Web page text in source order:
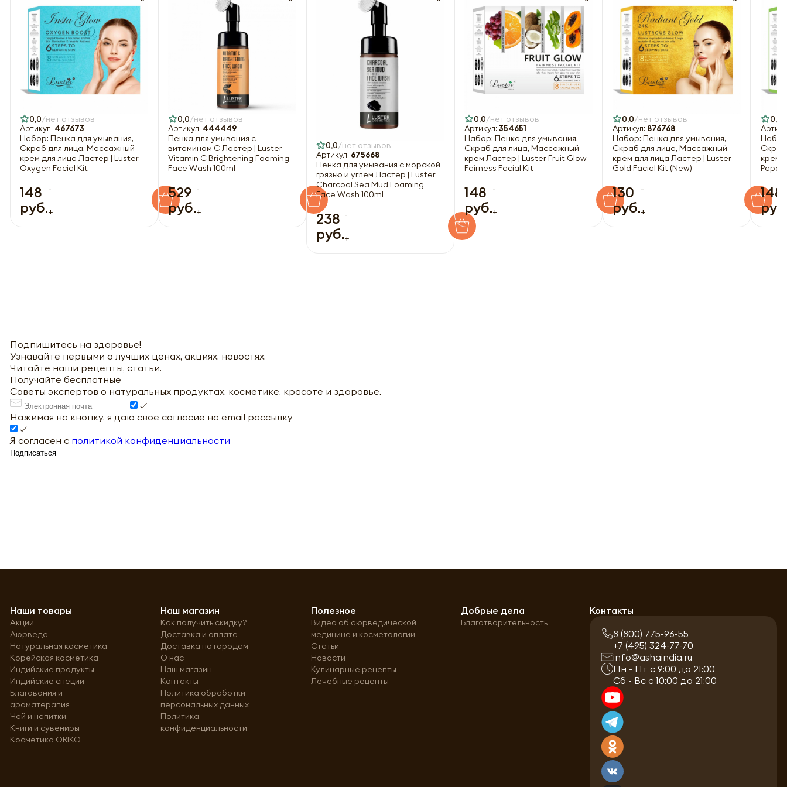
0,0 нет отзывов
Артикул: 467673
Набор: Пенка для умывания,
Скраб для лица, Массажный
крем для лица Ластер | Luster
Oxygen Facial Kit
148
руб.
-
+
0,0 нет отзывов
Артикул: 444449
Пенка для умывания с
витамином С Ластер | Luster
Vitamin C Brightening Foaming
Face Wash 100ml
529
руб.
-
+
0,0 нет отзывов
Артикул: 675668
Пенка для умывания с морской
грязью и углём Ластер | Luster
Charcoal Sea Mud Foaming
Face Wash 100ml
238
руб.
-
+
0,0 нет отзывов
Артикул: 354651
Набор: Пенка для умывания,
Скраб для лица, Массажный
крем Ластер | Luster Fruit Glow
Fairness Facial Kit
148
руб.
-
+
0,0 нет отзывов
Артикул: 876768
Набор: Пенка для умывания,
Скраб для лица, Массажный
крем для лица Ластер | Luster
Gold Facial Kit (New)
130
руб.
-
+
0,0
крем
148
Подпишитесь на здоровье!
Узнавайте первыми о лучших ценах, акциях, новостях.
Читайте наши рецепты, статьи.
Получайте бесплатные
Советы экспертов о натуральных продуктах, косметике, красоте и здоровье.
Нажимая на кнопку, я даю свое согласие на email рассылку
Я согласен с политикой конфиденциальности
Подписаться
Оформить
Наши товары
Акции
Аюрведа
Натуральная косметика
Корейская косметика
Индийские продукты
Индийские специи
Благовония и
ароматерапия
Чай и напитки
Книги и сувениры
Косметика ORIKO
Наш магазин
Как получить скидку?
Доставка и оплата
Доставка по городам
О нас
Наш магазин
Контакты
Политика обработки
персональных данных
Политика
конфиденциальности
Полезное
Видео об аюрведической
медицине и косметологии
Статьи
Новости
Кулинарные рецепты
Лечебные рецепты
Добрые дела
Благотворительность
Контакты
8 (800) 775-96-55
+7 (495) 324-77-70
info@ashaindia.ru
Пн - Пт с 9:00 до 21:00
Сб - Вс с 10:00 до 21:00